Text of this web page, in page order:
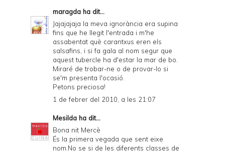
maragda ha dit...
Jajajajaja la meva ignorància era supina
fins que he llegit l'entrada i m'he
assabentat què carantxus eren els
salsafins, i si fa gala al nom segur que
aquest tubercle ha d'estar la mar de bo.
Miraré de trobar-ne o de provar-lo si
se'm presenta l'ocasió.
Petons preciosa!
1 de febrer del 2010, a les 21:07
Mesilda ha dit...
Bona nit Mercè
És la primera vegada que sent eixe
nom.No se si de les diferents classes de